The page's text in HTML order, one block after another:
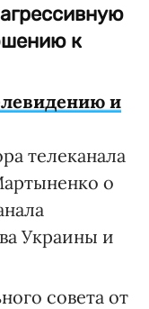
к
и
телеканала
о
Украины и
совета от